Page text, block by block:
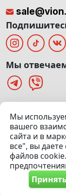
(Офис: 5 этаж |
Посмотреть на
© 2020 — 2026
192961100 |
Мы
вашего
сайта и в
все", вы
файлов
Мы